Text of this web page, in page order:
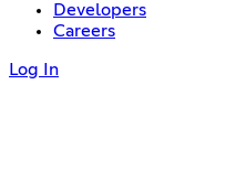
Developers
Careers
Log In